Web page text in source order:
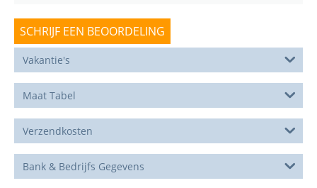
SCHRIJF EEN BEOORDELING
Vakantie's
Maat Tabel
Verzendkosten
Bank & Bedrijfs Gegevens